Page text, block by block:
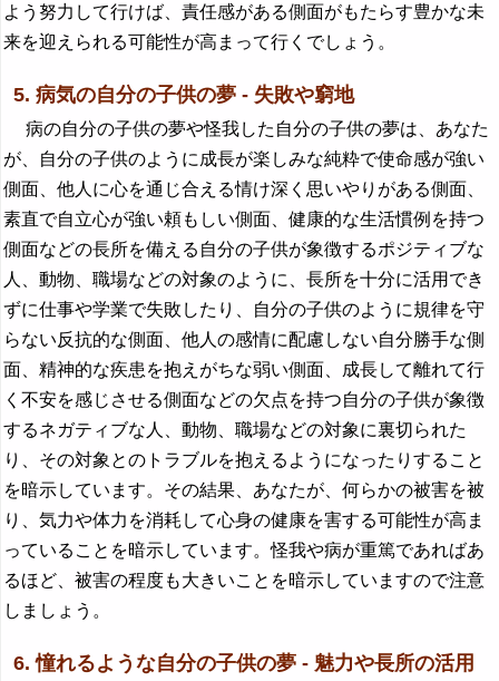
よう努力して行けば、責任感がある側面がもたらす豊かな未
来を迎えられる可能性が高まって行くでしょう。
5. 病気の自分の子供の夢 - 失敗や窮地
病の自分の子供の夢や怪我した自分の子供の夢は、あなた
が、自分の子供のように成長が楽しみな純粋で使命感が強い
側面、他人に心を通じ合える情け深く思いやりがある側面、
素直で自立心が強い頼もしい側面、健康的な生活慣例を持つ
側面などの長所を備える自分の子供が象徴するポジティブな
人、動物、職場などの対象のように、長所を十分に活用でき
ずに仕事や学業で失敗したり、自分の子供のように規律を守
らない反抗的な側面、他人の感情に配慮しない自分勝手な側
面、精神的な疾患を抱えがちな弱い側面、成長して離れて行
く不安を感じさせる側面などの欠点を持つ自分の子供が象徴
するネガティブな人、動物、職場などの対象に裏切られた
り、その対象とのトラブルを抱えるようになったりすること
を暗示しています。その結果、あなたが、何らかの被害を被
り、気力や体力を消耗して心身の健康を害する可能性が高ま
っていることを暗示しています。怪我や病が重篤であればあ
るほど、被害の程度も大きいことを暗示していますので注意
しましょう。
6. 憧れるような自分の子供の夢 - 魅力や長所の活用